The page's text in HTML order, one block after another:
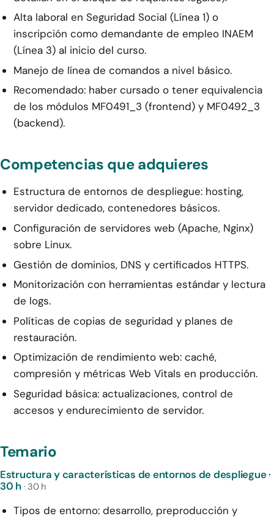
Alta laboral en Seguridad Social (Línea 1) o
inscripción como demandante de empleo INAEM
(Línea 3) al inicio del curso.
Manejo de línea de comandos a nivel básico.
Recomendado: haber cursado o tener equivalencia
de los módulos MF0491_3 (frontend) y MF0492_3
(backend).
Competencias que adquieres
Estructura de entornos de despliegue: hosting,
servidor dedicado, contenedores básicos.
Configuración de servidores web (Apache, Nginx)
sobre Linux.
Gestión de dominios, DNS y certificados HTTPS.
Monitorización con herramientas estándar y lectura
de logs.
Políticas de copias de seguridad y planes de
restauración.
Optimización de rendimiento web: caché,
compresión y métricas Web Vitals en producción.
Seguridad básica: actualizaciones, control de
accesos y endurecimiento de servidor.
Temario
Estructura y características de entornos de despliegue ·
30 h · 30 h
Tipos de entorno: desarrollo, preproducción y